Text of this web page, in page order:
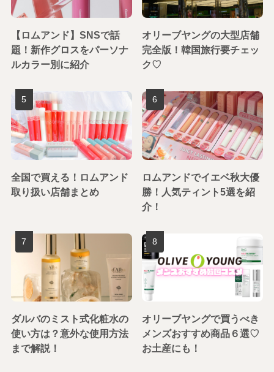
【ロムアンド】SNSで話
題！新作グロスをパーソナ
ルカラー別に紹介
オリーブヤングの大型店舗
完全版！韓国旅行要チェッ
ク♡
全国で買える！ロムアンド
取り扱い店舗まとめ
ロムアンドでイエベ秋大優
勝！人気ティント5選を紹
介！
ダルバのミスト式化粧水の
使い方は？意外な使用方法
まで解説！
オリーブヤングで買うべき
メンズおすすめ商品６選♡
お土産にも！